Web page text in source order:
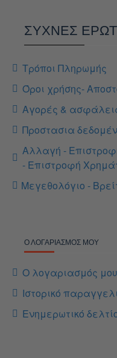
ΣΥΧΝΕΣ
Τρόποι Πληρωμής
Όροι χρήσης-
Αγορές &
Προστασια
Αλλαγή -
- Επιστροφή
Μεγεθολόγιο -
Ο ΛΟΓΑΡΙΑΣΜΌΣ ΜΟΥ
Ο λογαριασμός μου
Ιστορικό
Ενημερωτικό